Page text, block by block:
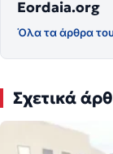
Eordaia.org
Όλα τα άρθρα
Σχετικά